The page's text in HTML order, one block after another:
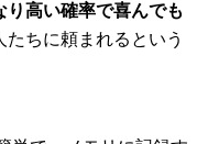
り高い確率で喜んでも
ちに頼まれるという